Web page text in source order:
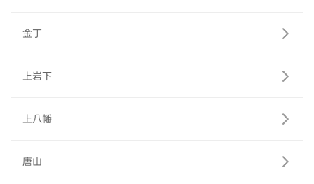
金丁
上岩下
上八幡
唐山